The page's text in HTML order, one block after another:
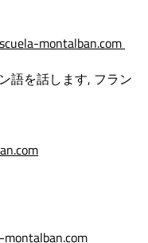
montalban.com
語を話します, フラン